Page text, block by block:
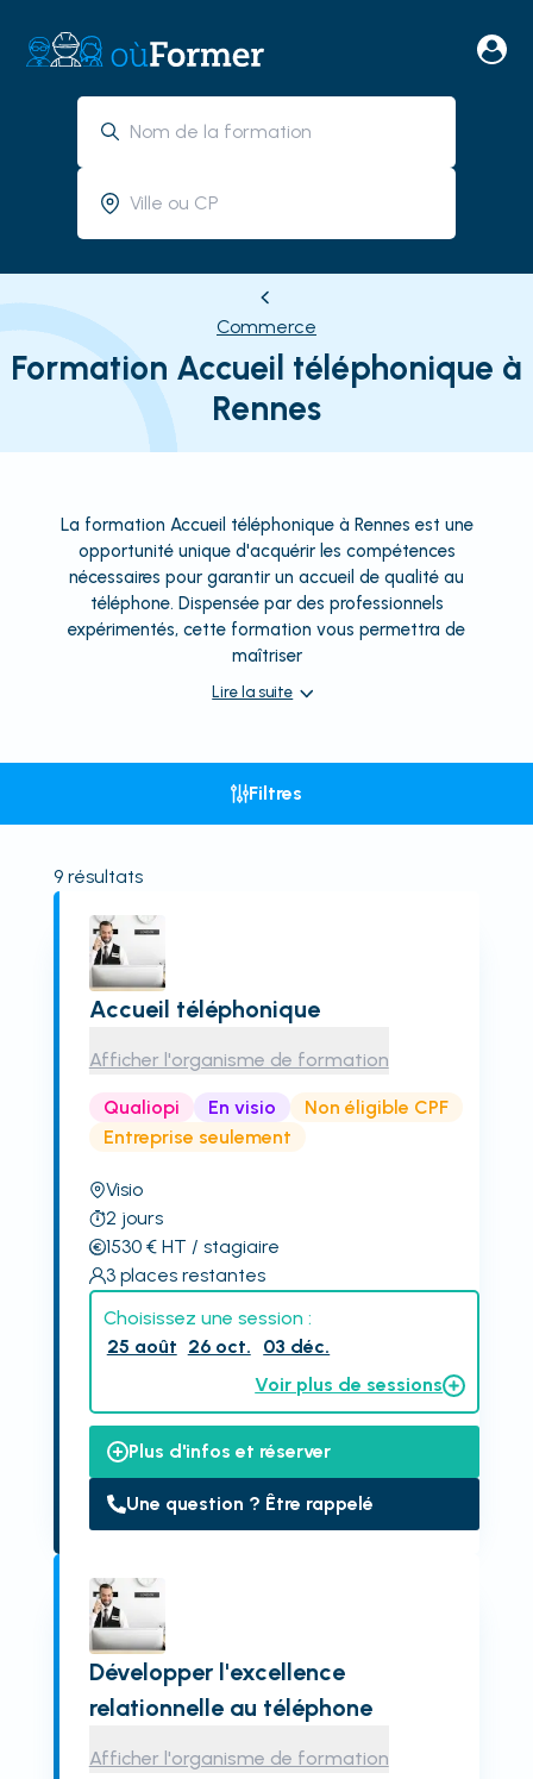
Commerce
Formation Accueil téléphonique à
Rennes
La formation Accueil téléphonique à Rennes est une
opportunité unique d'acquérir les compétences
nécessaires pour garantir un accueil de qualité au
téléphone. Dispensée par des professionnels
expérimentés, cette formation vous permettra de
maîtriser
Lire la suite
Filtres
9résultats
Accueil téléphonique
Afficher l'organisme de formation
Qualiopi En visio
Non éligible CPF
Entreprise seulement
Visio
2 jours
1530€ HT / stagiaire
3 places restantes
Choisissez une session :
25 août 26 oct.
03 déc.
Voir plus de sessions
Plus d'infos et réserver
Une question ? Être rappelé
Développer l'excellence
relationnelle au téléphone
Afficher l'organisme de formation